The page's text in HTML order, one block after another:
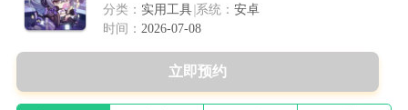
分类： 实用工具 系统： 安卓
时间： 2026-07-08
立即预约